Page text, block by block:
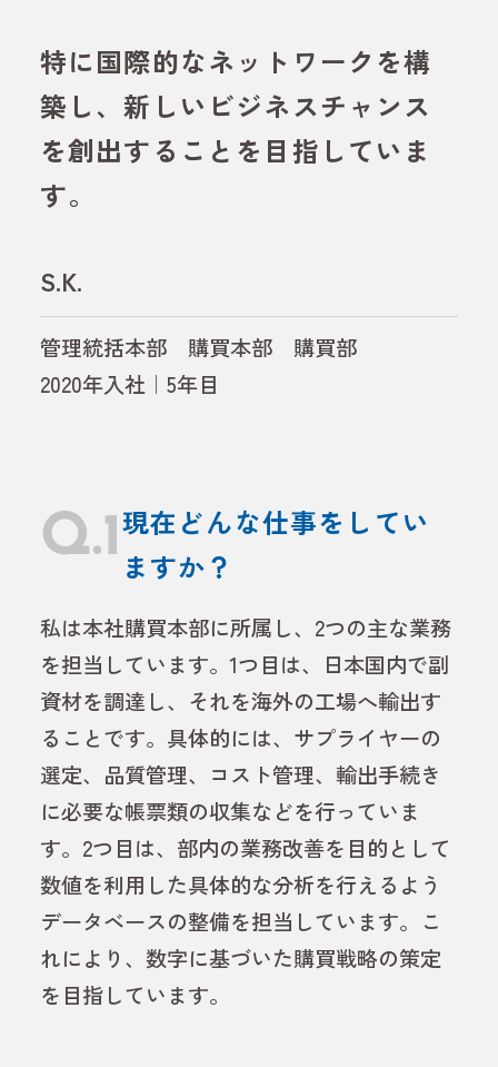
特に国際的なネットワークを構
築し、新しいビジネスチャンス
を創出することを目指していま
す。
S.K.
管理統括本部 購買本部 購買部
2020年入社｜5年目
Q.1現在どんな仕事をしてい
ますか？
私は本社購買本部に所属し、2つの主な業務
を担当しています。1つ目は、日本国内で副
資材を調達し、それを海外の工場へ輸出す
ることです。具体的には、サプライヤーの
選定、品質管理、コスト管理、輸出手続き
に必要な帳票類の収集などを行っていま
す。2つ目は、部内の業務改善を目的として
数値を利用した具体的な分析を行えるよう
データベースの整備を担当しています。こ
れにより、数字に基づいた購買戦略の策定
を目指しています。